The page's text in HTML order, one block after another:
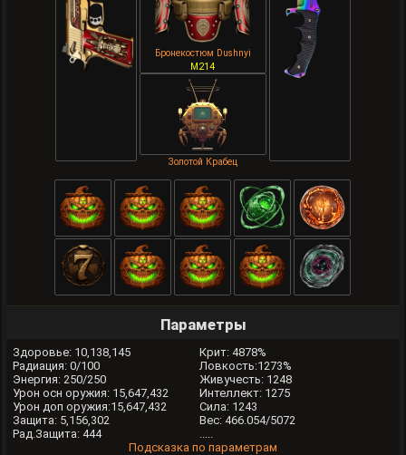
Бронекостюм Dushnyi
M214
Золотой Крабец
Параметры
Здоровье: 10,138,145
Радиация: 0/100
Энергия: 250/250
Урон осн оружия: 15,647,432
Урон доп оружия:15,647,432
Защита: 5,156,302
Рад.Защита: 444
Крит: 4878%
Ловкость:1273%
Живучесть: 1248
Интеллект: 1275
Сила: 1243
Вес: 466.054/5072
Подсказка по параметрам